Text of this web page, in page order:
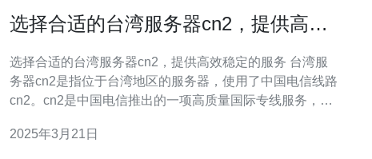
选择合适的台湾服务器cn2，提供高效
选择合适的台湾服务器cn2，提供高效稳定的服务 台湾服
务器cn2是指位于台湾地区的服务器，使用了中国电信线路
cn2。cn2是中国电信推出的一项高质量国际专线服务，具
络连接。 选择台湾服务器cn2有以下几个优势： 高质量国
2025年3月21日